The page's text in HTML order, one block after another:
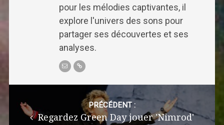
pour les mélodies captivantes, il
explore l'univers des sons pour
partager ses découvertes et ses
analyses.
navigation
PRÉCÉDENT :
Regardez Green Day jouer 'Nimrod'